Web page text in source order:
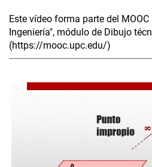
Este vídeo forma parte del
Ingeniería", módulo de Dibujo
(https://mooc.upc.edu/)